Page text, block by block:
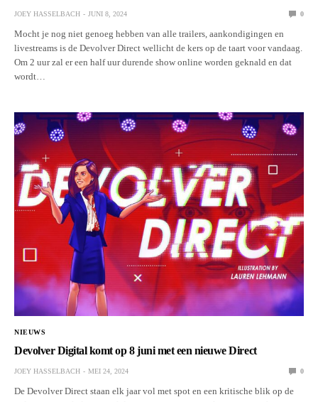
JOEY HASSELBACH JUNI 8, 2024 0
Mocht je nog niet genoeg hebben van alle trailers, aankondigingen en
livestreams is de Devolver Direct wellicht de kers op de taart voor vandaag.
Om 2 uur zal er een half uur durende show online worden geknald en dat
wordt…
NIEUWS
Devolver Digital komt op 8 juni met een nieuwe Direct
JOEY HASSELBACH MEI 24, 2024 0
De Devolver Direct staan elk jaar vol met spot en een kritische blik op de